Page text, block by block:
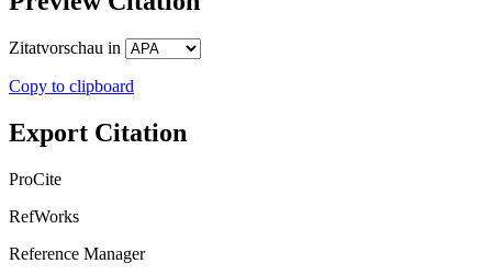
Zitatvorschau in
Copy to clipboard
Export Citation
ProCite
RefWorks
Reference Manager